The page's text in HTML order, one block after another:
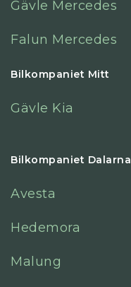
Gävle Mercedes
Falun Mercedes
Bilkompaniet Mitt
Gävle Kia
Bilkompaniet Dalarna
Avesta
Hedemora
Malung